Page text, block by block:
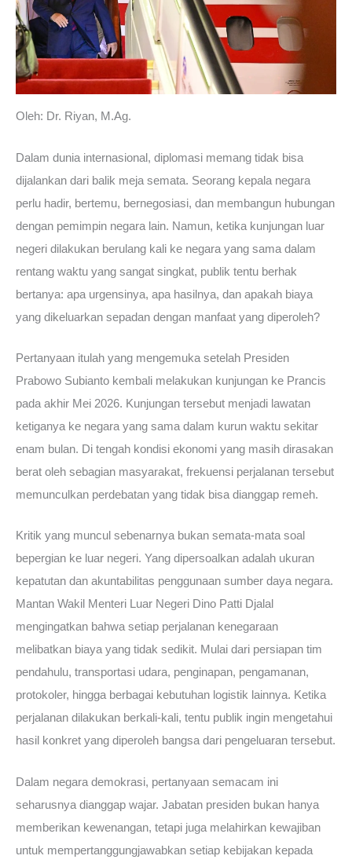
Oleh: Dr. Riyan, M.Ag.
Dalam dunia internasional, diplomasi memang tidak bisa
dijalankan dari balik meja semata. Seorang kepala negara
perlu hadir, bertemu, bernegosiasi, dan membangun hubungan
dengan pemimpin negara lain. Namun, ketika kunjungan luar
negeri dilakukan berulang kali ke negara yang sama dalam
rentang waktu yang sangat singkat, publik tentu berhak
bertanya: apa urgensinya, apa hasilnya, dan apakah biaya
yang dikeluarkan sepadan dengan manfaat yang diperoleh?
Pertanyaan itulah yang mengemuka setelah Presiden
Prabowo Subianto kembali melakukan kunjungan ke Prancis
pada akhir Mei 2026. Kunjungan tersebut menjadi lawatan
ketiganya ke negara yang sama dalam kurun waktu sekitar
enam bulan. Di tengah kondisi ekonomi yang masih dirasakan
berat oleh sebagian masyarakat, frekuensi perjalanan tersebut
memunculkan perdebatan yang tidak bisa dianggap remeh.
Kritik yang muncul sebenarnya bukan semata-mata soal
bepergian ke luar negeri. Yang dipersoalkan adalah ukuran
kepatutan dan akuntabilitas penggunaan sumber daya negara.
Mantan Wakil Menteri Luar Negeri Dino Patti Djalal
mengingatkan bahwa setiap perjalanan kenegaraan
melibatkan biaya yang tidak sedikit. Mulai dari persiapan tim
pendahulu, transportasi udara, penginapan, pengamanan,
protokoler, hingga berbagai kebutuhan logistik lainnya. Ketika
perjalanan dilakukan berkali-kali, tentu publik ingin mengetahui
hasil konkret yang diperoleh bangsa dari pengeluaran tersebut.
Dalam negara demokrasi, pertanyaan semacam ini
seharusnya dianggap wajar. Jabatan presiden bukan hanya
memberikan kewenangan, tetapi juga melahirkan kewajiban
untuk mempertanggungjawabkan setiap kebijakan kepada